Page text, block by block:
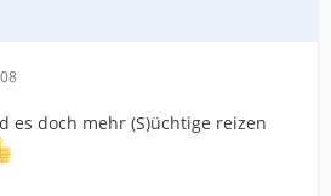
es doch mehr (S)üchtige reizen